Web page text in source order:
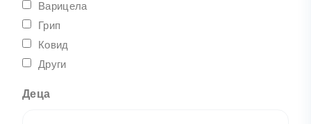
Варицела
Грип
Ковид
Други
Деца